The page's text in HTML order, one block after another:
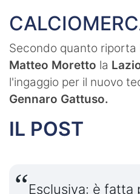
Secondo quanto
Matteo Moretto la
l'ingaggio per il nuovo
Gennaro Gattuso.
IL POST
Esclusiva: è fatta